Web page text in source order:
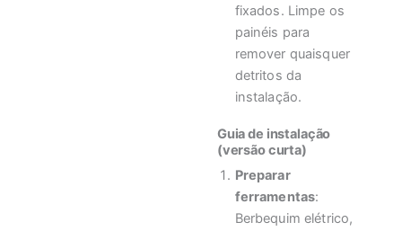
fixados. Limpe os
painéis para
remover quaisquer
detritos da
instalação.
Guia de instalação
(versão curta)
Preparar
ferramentas:
Berbequim elétrico,